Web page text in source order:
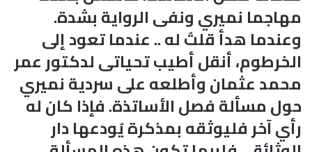
مهاجما نميري ونفى الرواية بشدة.
وعندما هدأ قلتُ له .. عندما تعود إلى
الخرطوم، أنقل أطيب تحياتى لدكتور عمر
محمد عثمان وأطلعه على سردية نميري
حول مسألة فصل الأساتذة. فإذا كان له
رأي آخر فليوثقه بمذكرة يُودعها دار